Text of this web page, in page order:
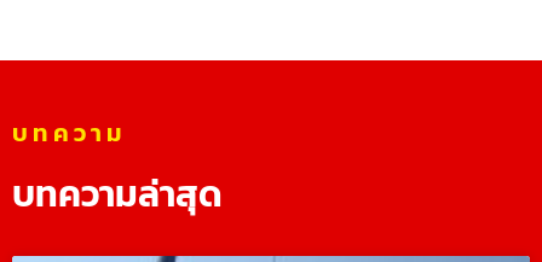
บทความ
บทความล่าสุด